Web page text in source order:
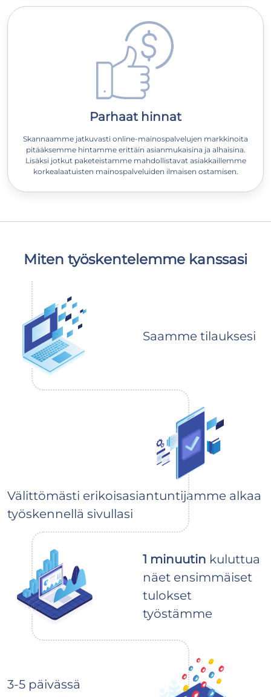
Parhaat hinnat
Skannaamme jatkuvasti online-mainospalvelujen markkinoita
pitääksemme hintamme erittäin asianmukaisina ja alhaisina.
Lisäksi jotkut paketeistamme mahdollistavat asiakkaillemme
korkealaatuisten mainospalveluiden ilmaisen ostamisen.
Miten työskentelemme kanssasi
Saamme tilauksesi
Välittömästi erikoisasiantuntijamme alkaa
työskennellä sivullasi
1 minuutin kuluttua
näet ensimmäiset
tulokset
työstämme
3-5 päivässä